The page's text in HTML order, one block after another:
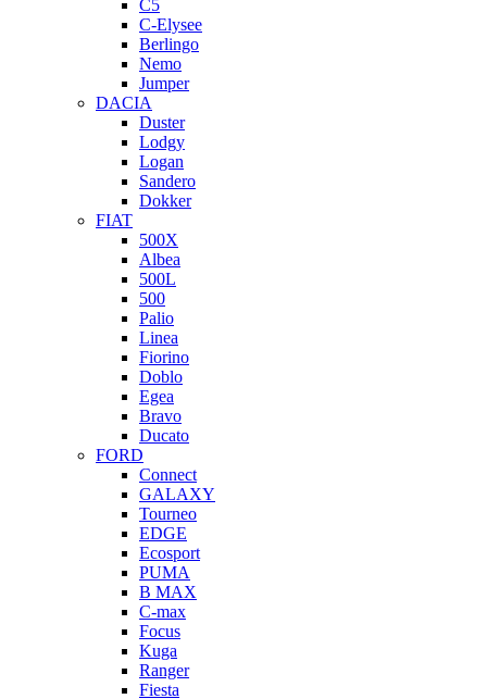
C5
C-Elysee
Berlingo
Nemo
Jumper
DACIA
Duster
Lodgy
Logan
Sandero
Dokker
FIAT
500X
Albea
500L
500
Palio
Linea
Fiorino
Doblo
Egea
Bravo
Ducato
FORD
Connect
GALAXY
Tourneo
EDGE
Ecosport
PUMA
B MAX
C-max
Focus
Kuga
Ranger
Fiesta